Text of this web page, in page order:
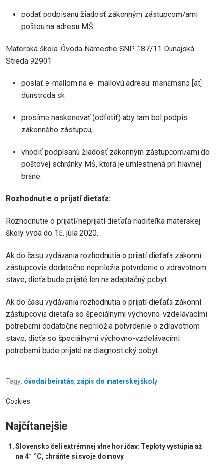
podať podpísanú žiadosť zákonným zástupcom/ami
poštou na adresu MŠ:
Materská škola-Óvoda Námestie SNP 187/11 Dunajská
Streda 92901
poslať e-mailom na e- mailovú adresu: msnamsnp [at]
dunstreda.sk
prosíme naskenovať (odfotiť) aby tam bol podpis
zákonného zástupcu,
vhodiť podpísanú žiadosť zákonným zástupcom/ami do
poštovej schránky MŠ, ktorá je umiestnená pri hlavnej
bráne.
Rozhodnutie o prijatí dieťaťa:
Rozhodnutie o prijatí/neprijatí dieťaťa riaditeľka materskej
školy vydá do 15. júla 2020.
Ak do času vydávania rozhodnutia o prijatí dieťaťa zákonní
zástupcovia dodatočne nepriložia potvrdenie o zdravotnom
stave, dieťa bude prijaté len na adaptačný pobyt.
Ak do času vydávania rozhodnutia o prijatí dieťaťa zákonní
zástupcovia dieťaťa so špeciálnymi výchovno-vzdelávacími
potrebami dodatočne nepriložia potvrdenie o zdravotnom
stave, dieťa so špeciálnymi výchovno-vzdelávacími
potrebami bude prijaté na diagnostický pobyt.
Tagy: óvodai beíratás, zápis do materskej školy
Cookies
Najčítanejšie
Slovensko čelí extrémnej vlne horúčav: Teploty vystúpia až
na 41 °C, chráňte si svoje domovy